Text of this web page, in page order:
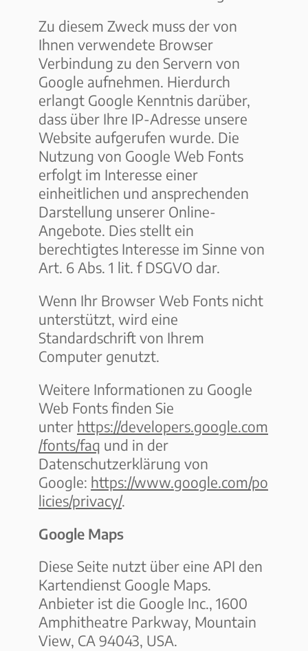
Zu diesem Zweck muss der von
Ihnen verwendete Browser
Verbindung zu den Servern von
Google aufnehmen. Hierdurch
erlangt Google Kenntnis darüber,
dass über Ihre IP-Adresse unsere
Website aufgerufen wurde. Die
Nutzung von Google Web Fonts
erfolgt im Interesse einer
einheitlichen und ansprechenden
Darstellung unserer Online-
Angebote. Dies stellt ein
berechtigtes Interesse im Sinne von
Art. 6 Abs. 1 lit. f DSGVO dar.
Wenn Ihr Browser Web Fonts nicht
unterstützt, wird eine
Standardschrift von Ihrem
Computer genutzt.
Weitere Informationen zu Google
Web Fonts finden Sie
unter https://developers.google.com
/fonts/faq und in der
Datenschutzerklärung von
Google: https://www.google.com/po
licies/privacy/.
Google Maps
Diese Seite nutzt über eine API den
Kartendienst Google Maps.
Anbieter ist die Google Inc., 1600
Amphitheatre Parkway, Mountain
View, CA 94043, USA.